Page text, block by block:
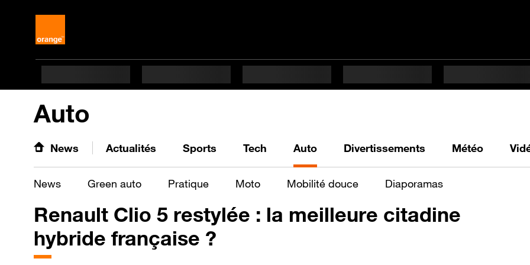
Auto
News Actualités Sports Tech Auto Divertissements Météo
News Green auto Pratique Moto Mobilité douce Diaporamas
Renault Clio 5 restylée : la meilleure citadine
hybride française ?